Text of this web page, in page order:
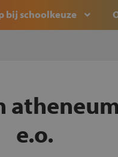
bij schoolkeuze
e.o.